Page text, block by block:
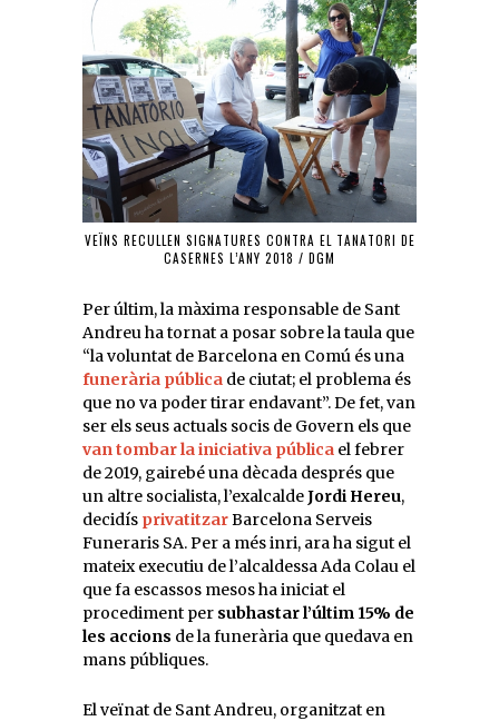
VEÏNS RECULLEN SIGNATURES CONTRA EL TANATORI DE
CASERNES L’ANY 2018 / DGM
Per últim, la màxima responsable de Sant
Andreu ha tornat a posar sobre la taula que
“la voluntat de Barcelona en Comú és una
funerària pública de ciutat; el problema és
que no va poder tirar endavant”. De fet, van
ser els seus actuals socis de Govern els que
van tombar la iniciativa pública el febrer
de 2019, gairebé una dècada després que
un altre socialista, l’exalcaldeJordi Hereu,
decidís privatitzarBarcelona Serveis
Funeraris SA. Per a més inri, ara ha sigut el
mateix executiu de l’alcaldessa Ada Colau el
que fa escassos mesos ha iniciat el
procediment per subhastar l’últim 15% de
les accions de la funerària que quedava en
mans públiques.
El veïnat de Sant Andreu, organitzat en